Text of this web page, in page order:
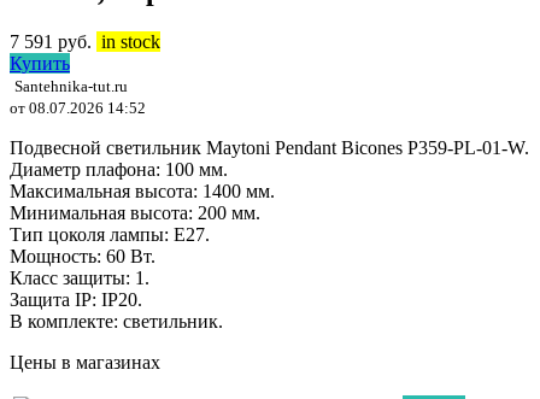
7 591 руб. in stock
Купить
Santehnika-tut.ru
от 08.07.2026 14:52
Подвесной светильник Maytoni Pendant Bicones P359-PL-01-W.
Диаметр плафона: 100 мм.
Максимальная высота: 1400 мм.
Минимальная высота: 200 мм.
Тип цоколя лампы: E27.
Мощность: 60 Вт.
Класс защиты: 1.
Защита IP: IP20.
В комплекте: светильник.
Цены в магазинах